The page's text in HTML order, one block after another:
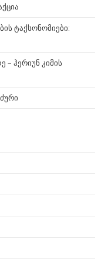
ტაქსონომიები:
ჰერიუნ კიმის